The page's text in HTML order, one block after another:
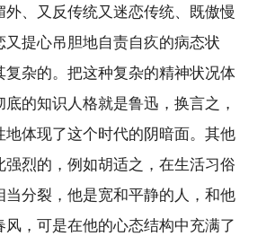
外、又反传统又迷恋传统、既傲慢
又提心吊胆地自责自疚的病态状
复杂的。把这种复杂的精神状况体
的知识人格就是鲁迅，换言之，
地体现了这个时代的阴暗面。其他
强烈的，例如胡适之，在生活习俗
当分裂，他是宽和平静的人，和他
风，可是在他的心态结构中充满了